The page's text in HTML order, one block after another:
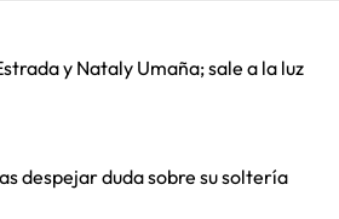
y Nataly Umaña; sale a la luz
despejar duda sobre su soltería